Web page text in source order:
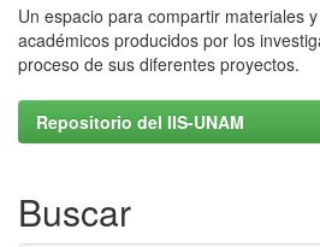
Un espacio para compartir materiales
académicos producidos por los
proceso de sus diferentes proyectos.
Repositorio del IIS-UNAM
Buscar